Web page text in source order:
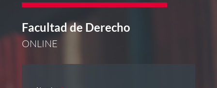
Facultad de Derecho
ONLINE